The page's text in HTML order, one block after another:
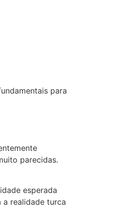
para
parecidas.
esperada
a realidade turca